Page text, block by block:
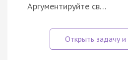
Аргументируйте св…